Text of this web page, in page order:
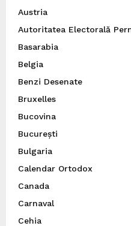
Austria
Autoritatea Electorală
Basarabia
Belgia
Benzi Desenate
Bruxelles
Bucovina
București
Bulgaria
Calendar Ortodox
Canada
Carnaval
Cehia